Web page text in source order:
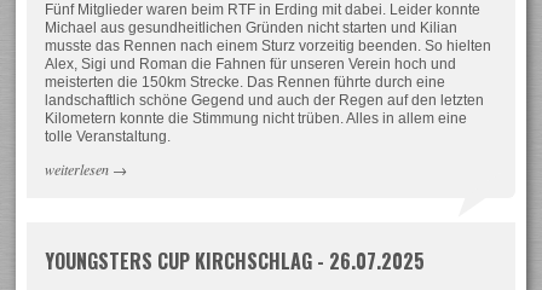
Fünf Mitglieder waren beim RTF in Erding mit dabei. Leider konnte
Michael aus gesundheitlichen Gründen nicht starten und Kilian
musste das Rennen nach einem Sturz vorzeitig beenden. So hielten
Alex, Sigi und Roman die Fahnen für unseren Verein hoch und
meisterten die 150km Strecke. Das Rennen führte durch eine
landschaftlich schöne Gegend und auch der Regen auf den letzten
Kilometern konnte die Stimmung nicht trüben. Alles in allem eine
tolle Veranstaltung.
weiterlesen →
YOUNGSTERS CUP KIRCHSCHLAG - 26.07.2025